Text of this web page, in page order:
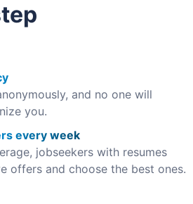
and no one will
you.
every week
jobseekers with resumes
offers and choose the best ones.